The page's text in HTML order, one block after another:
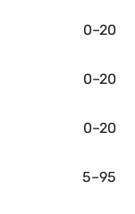
0–20
0–20
0–20
5–95